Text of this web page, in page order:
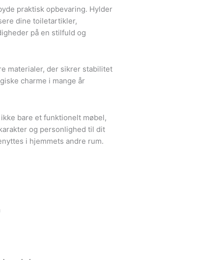
praktisk opbevaring. Hylder
dine toiletartikler,
på en stilfuld og
materialer, der sikrer stabilitet
charme i mange år
bare et funktionelt møbel,
og personlighed til dit
i hjemmets andre rum.